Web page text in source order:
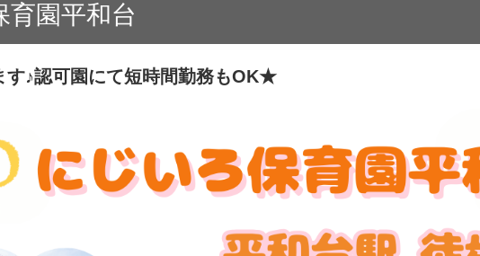
育園平和台
す♪認可園にて短時間勤務もOK★